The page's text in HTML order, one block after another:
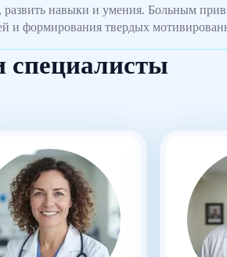
навыки и умения. Больным
и формирования твердых